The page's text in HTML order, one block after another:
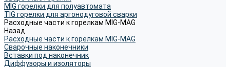
MIG горелки для полуавтомата
TIG горелки для аргонодуговой сварки
Расходные части к горелкам MIG-MAG
Назад
Расходные части к горелкам MIG-MAG
Сварочные наконечники
Вставки под наконечник
Диффузоры и изоляторы